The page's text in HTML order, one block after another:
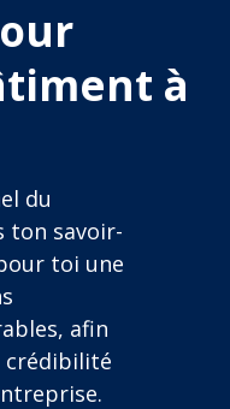
à
du
ton savoir-
toi une
afin
crédibilité